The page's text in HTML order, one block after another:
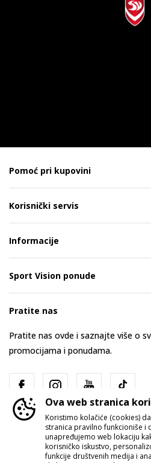
Pomoć pri kupovini
Korisnički servis
Informacije
Sport Vision ponude
Pratite nas
Pratite nas ovde i saznajte više o
promocijama i ponudama.
Ova web stranica
Koristimo kolačiće (cookies)
stranica pravilno funkcioniše i
unapređujemo web lokaciju
korisničko iskustvo,
funkcije društvenih medija i